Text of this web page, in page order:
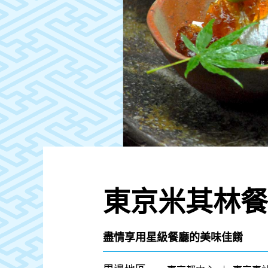
東京米其林
盡情享用星級餐廳的美味佳餚